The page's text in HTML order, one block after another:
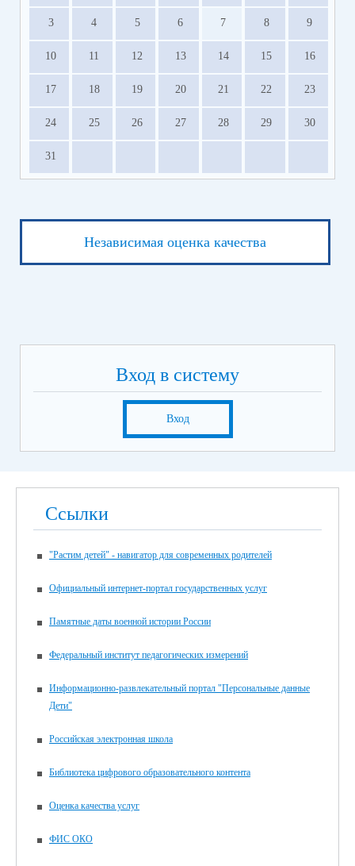
3 4 5 6 7 8 9
10 11 12 13 14 15 16
17 18 19 20 21 22 23
24 25 26 27 28 29 30
31
Независимая оценка качества
Вход в систему
Вход
Ссылки
"Растим детей" - навигатор для современных родителей
Официальный интернет-портал государственных услуг
Памятные даты военной истории России
Федеральный институт педагогических измерений
Информационно-развлекательный портал "Персональные данные
Дети"
Российская электронная школа
Библиотека цифрового образовательного контента
Оценка качества услуг
ФИС ОКО